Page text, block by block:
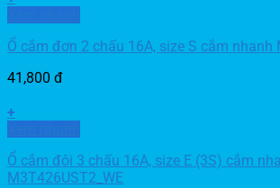
Ổ cắm đơn 2 chấu 16A, size S cắm nhanh
41,800 đ
+
Ổ cắm đôi 3 chấu 16A, size E (3S) cắm
M3T426UST2_WE